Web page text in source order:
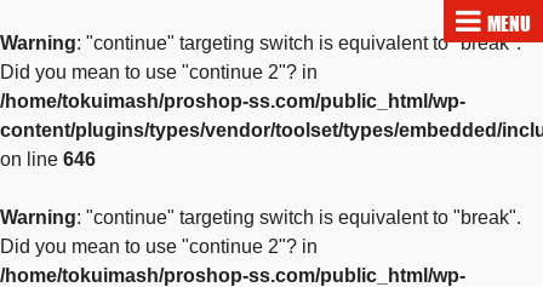
Warning: "continue" targeting switch is equivalent to "break".
Did you mean to use "continue 2"? in
/home/tokuimash/proshop-ss.com/public_html/wp-
content/plugins/types/vendor/toolset/types/embedded/
on line 646
Warning: "continue" targeting switch is equivalent to "break".
Did you mean to use "continue 2"? in
/home/tokuimash/proshop-ss.com/public_html/wp-
MENU